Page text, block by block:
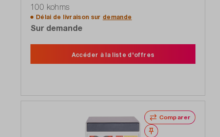
100 kohms
Délai de livraison sur demande
Sur demande
Accéder à la liste d'offres
Comparer
Noter